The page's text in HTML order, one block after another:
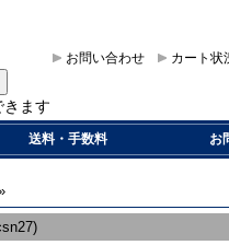
カート状
お問い合わせ
ます
送料・手数料 お